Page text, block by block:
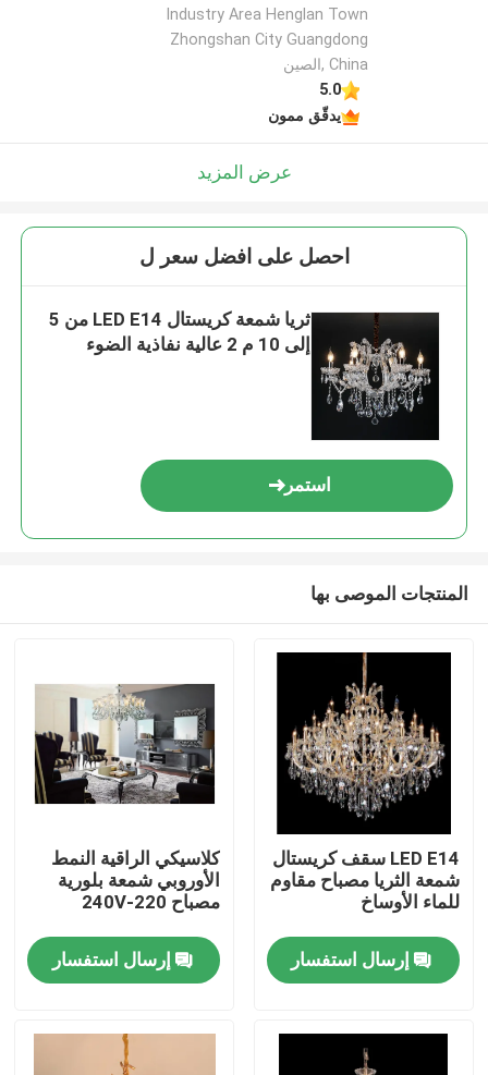
Industry Area Henglan Town
Zhongshan City Guangdong
China ,الصين
5.0
يدقّق ممون
عرض المزيد
احصل على افضل سعر ل
ثريا شمعة كريستال LED E14 من 5
إلى 10 م 2 عالية نفاذية الضوء
استمر
المنتجات الموصى بها
LED E14 سقف كريستال
شمعة الثريا مصباح مقاوم
للماء الأوساخ
إرسال استفسار
كلاسيكي الراقية النمط
الأوروبي شمعة بلورية
مصباح 220-240V
إرسال استفسار